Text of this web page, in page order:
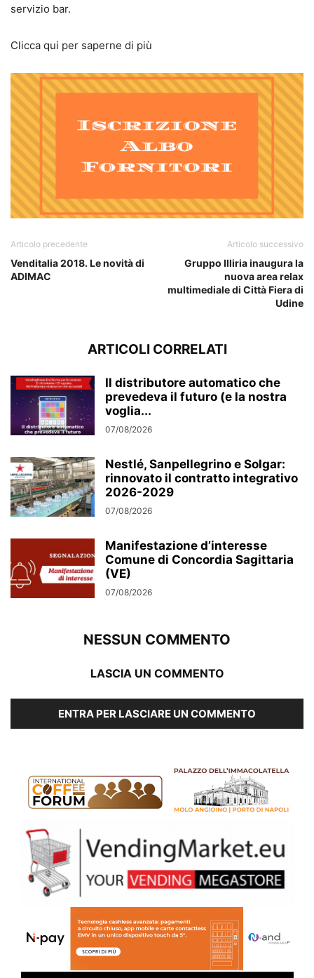
servizio bar.
Clicca qui per saperne di più
Articolo precedente
Venditalia 2018. Le novità di
ADIMAC
Articolo successivo
Gruppo Illiria inaugura la
nuova area relax
multimediale di Città Fiera di
Udine
ARTICOLI CORRELATI
Il distributore automatico che
prevedeva il futuro (e la nostra
voglia...
07/08/2026
Nestlé, Sanpellegrino e Solgar:
rinnovato il contratto integrativo
2026-2029
07/08/2026
Manifestazione d’interesse
Comune di Concordia Sagittaria
(VE)
07/08/2026
NESSUN COMMENTO
LASCIA UN COMMENTO
ENTRA PER LASCIARE UN COMMENTO